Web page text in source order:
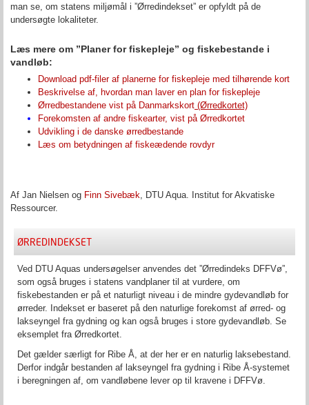
man se, om statens miljømål i ”Ørredindekset” er opfyldt på de
undersøgte lokaliteter.
Læs mere om ”Planer for fiskepleje” og fiskebestande i
vandløb:
Download pdf-filer af planerne for fiskepleje med tilhørende kort
Beskrivelse af, hvordan man laver en plan for fiskepleje
Ørredbestandene vist på Danmarkskort (Ørredkortet)
Forekomsten af andre fiskearter, vist på Ørredkortet
Udvikling i de danske ørredbestande
Læs om betydningen af fiskeædende rovdyr
Af Jan Nielsen og Finn Sivebæk
DTU Aqua. Institut for Akvatiske
Ressourcer.
ØRREDINDEKSET
Ved DTU Aquas undersøgelser anvendes det ”Ørredindeks DFFVø”,
som også bruges i statens vandplaner til at vurdere, om
fiskebestanden er på et naturligt niveau i de mindre gydevandløb for
ørreder. Indekset er baseret på den naturlige forekomst af ørred- og
lakseyngel fra gydning og kan også bruges i store gydevandløb. Se
eksemplet fra Ørredkortet.
Det gælder særligt for Ribe Å, at der her er en naturlig laksebestand.
Derfor indgår bestanden af lakseyngel fra gydning i Ribe Å-systemet
i beregningen af, om vandløbene lever op til kravene i DFFVø.